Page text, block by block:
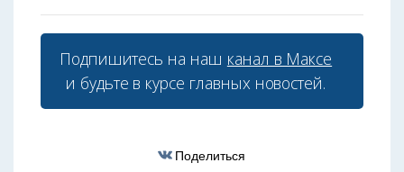
Подпишитесь на наш канал в Максе
и будьте в курсе главных новостей.
Поделиться